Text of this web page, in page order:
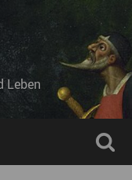
Leben